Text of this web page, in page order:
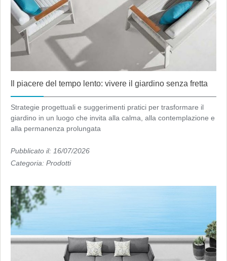
Il piacere del tempo lento: vivere il giardino senza fretta
Strategie progettuali e suggerimenti pratici per trasformare il
giardino in un luogo che invita alla calma, alla contemplazione e
alla permanenza prolungata
Pubblicato il: 16/07/2026
Categoria: Prodotti